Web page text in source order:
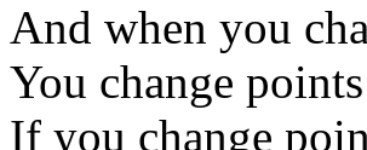
And when you
You change
If you change